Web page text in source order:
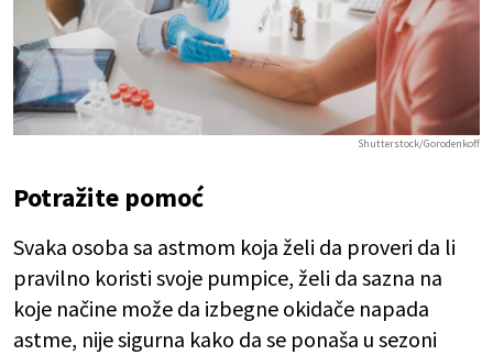
Shutterstock/Gorodenkoff
Potražite pomoć
Svaka osoba sa astmom koja želi da proveri da li
pravilno koristi svoje pumpice, želi da sazna na
koje načine može da izbegne okidače napada
astme, nije sigurna kako da se ponaša u sezoni